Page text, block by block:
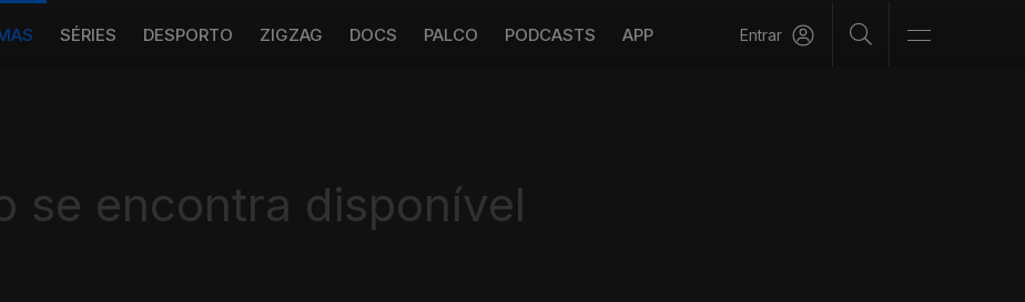
SÉRIES DESPORTO ZIGZAG DOCS PALCO PODCASTS APP Entrar
se encontra disponível